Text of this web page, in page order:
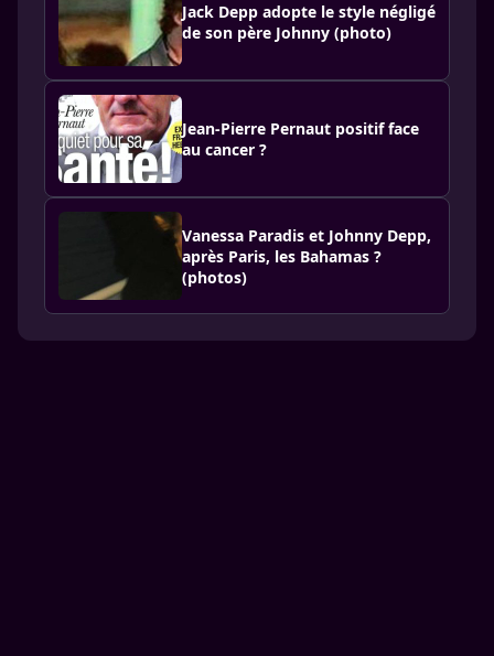
Jack Depp adopte le style négligé
de son père Johnny (photo)
Jean-Pierre Pernaut positif face
au cancer ?
Vanessa Paradis et Johnny Depp,
après Paris, les Bahamas ?
(photos)